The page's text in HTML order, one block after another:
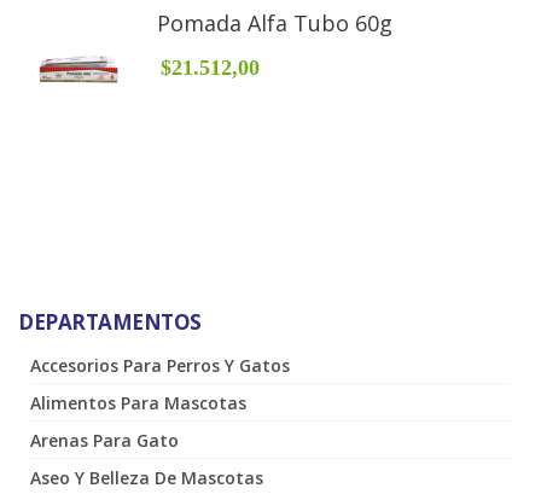
Pomada Alfa Tubo 60g
$21.512,00
DEPARTAMENTOS
Accesorios Para Perros Y Gatos
Alimentos Para Mascotas
Arenas Para Gato
Aseo Y Belleza De Mascotas